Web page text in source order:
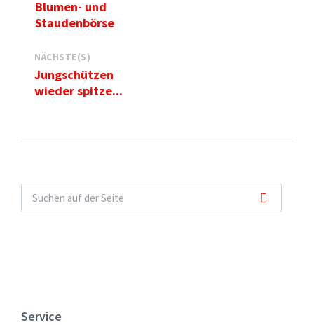
Blumen- und
Staudenbörse
NÄCHSTE(S)
Jungschützen
wieder spitze...
Service